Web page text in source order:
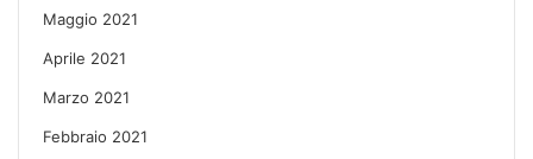
Maggio 2021
Aprile 2021
Marzo 2021
Febbraio 2021